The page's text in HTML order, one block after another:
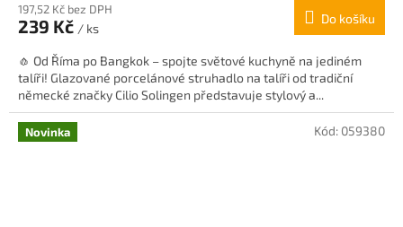
produktu
je
z
5
hvězdiček.
197,52 Kč bez DPH
239 Kč / ks
Do košíku
🧄 Od Říma po Bangkok – spojte světové kuchyně na jediném
talíři! Glazované porcelánové struhadlo na talíři od tradiční
německé značky Cilio Solingen představuje stylový a...
Novinka Kód: 059380